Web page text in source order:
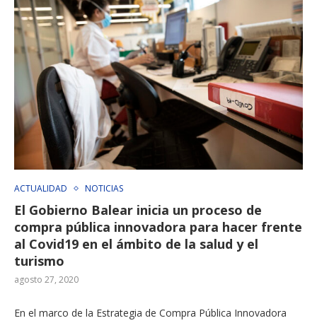
ACTUALIDAD NOTICIAS
El Gobierno Balear inicia un proceso de
compra pública innovadora para hacer frente
al Covid19 en el ámbito de la salud y el
turismo
agosto 27, 2020
En el marco de la Estrategia de Compra Pública Innovadora